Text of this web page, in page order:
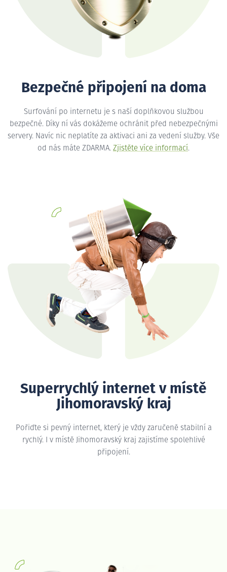
Bezpečné připojení na doma
Surfování po internetu je s naší doplňkovou službou
bezpečné. Díky ní vás dokážeme ochránit před nebezpečnými
servery. Navíc nic neplatíte za aktivaci ani za vedení služby. Vše
od nás máte ZDARMA. Zjistěte více informací.
Superrychlý internet v místě
Jihomoravský kraj
Pořiďte si pevný internet, který je vždy zaručeně stabilní a
rychlý. I v místě Jihomoravský kraj zajistíme spolehlivé
připojení.